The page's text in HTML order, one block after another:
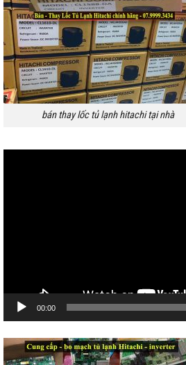
bán thay lốc tủ lạnh hitachi tại nhà
00:00